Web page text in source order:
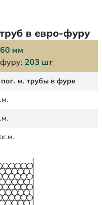
в евро-фуру
мм
203 шт
м. трубы в фуре